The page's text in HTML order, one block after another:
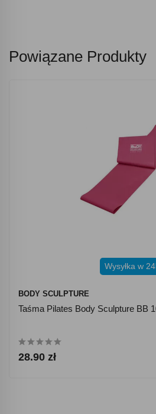
Powiązane Produkty
Wysyłka w
BODY SCULPTURE
Taśma Pilates Body Sculpture BB
28.90 zł